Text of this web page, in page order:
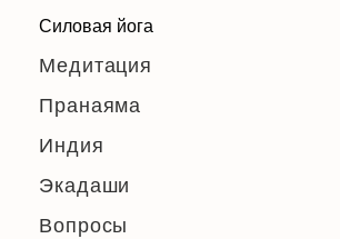
Силовая йога
Медитация
Пранаяма
Индия
Экадаши
Вопросы